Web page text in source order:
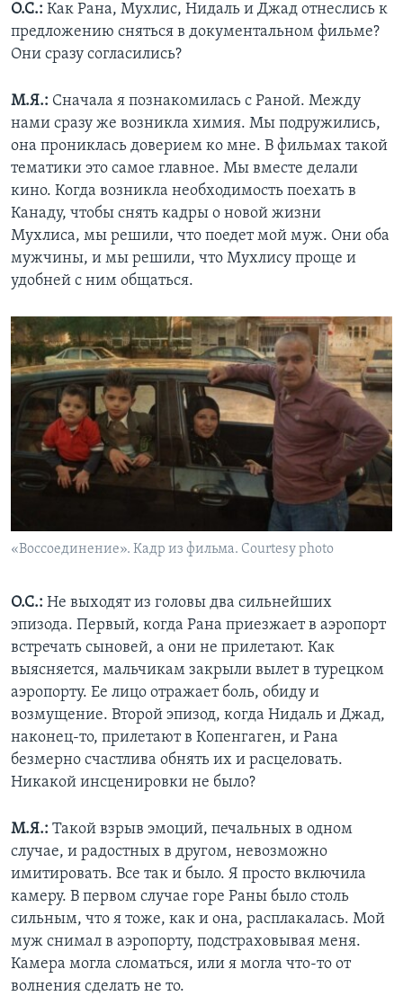
О.С.: Как Рана, Мухлис, Нидаль и Джад отнеслись к
предложению сняться в документальном фильме?
Они сразу согласились?
М.Я.: Сначала я познакомилась с Раной. Между
нами сразу же возникла химия. Мы подружились,
она прониклась доверием ко мне. В фильмах такой
тематики это самое главное. Мы вместе делали
кино. Когда возникла необходимость поехать в
Канаду, чтобы снять кадры о новой жизни
Мухлиса, мы решили, что поедет мой муж. Они оба
мужчины, и мы решили, что Мухлису проще и
удобней с ним общаться.
«Воссоединение». Кадр из фильма. Courtesy photo
О.С.: Не выходят из головы два сильнейших
эпизода. Первый, когда Рана приезжает в аэропорт
встречать сыновей, а они не прилетают. Как
выясняется, мальчикам закрыли вылет в турецком
аэропорту. Ее лицо отражает боль, обиду и
возмущение. Второй эпизод, когда Нидаль и Джад,
наконец-то, прилетают в Копенгаген, и Рана
безмерно счастлива обнять их и расцеловать.
Никакой инсценировки не было?
М.Я.: Такой взрыв эмоций, печальных в одном
случае, и радостных в другом, невозможно
имитировать. Все так и было. Я просто включила
камеру. В первом случае горе Раны было столь
сильным, что я тоже, как и она, расплакалась. Мой
муж снимал в аэропорту, подстраховывая меня.
Камера могла сломаться, или я могла что-то от
волнения сделать не то.